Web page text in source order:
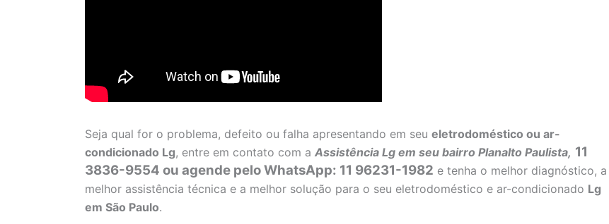
Seja qual for o problema, defeito ou falha apresentando em seu eletrodoméstico ou ar-
condicionado Lg, entre em contato com a Assistência Lg em seu bairro Planalto Paulista, 11
3836-9554 ou agende pelo WhatsApp: 11 96231-1982 e tenha o melhor diagnóstico, a
melhor assistência técnica e a melhor solução para o seu eletrodoméstico e ar-condicionado Lg
em São Paulo.